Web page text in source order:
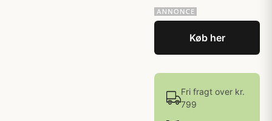
Køb her
Fri fragt over kr.
799